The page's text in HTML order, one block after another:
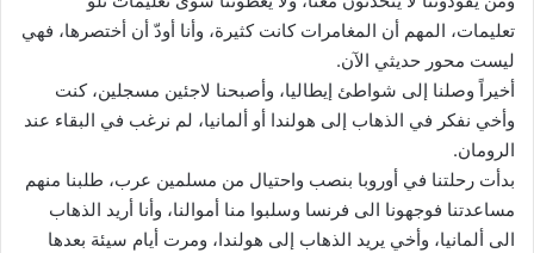
تعليمات، المهم أن المغامرات كانت كثيرة، وأنا أودّ أن أختصرها، فهي
ليست محور حديثي الآن.
أخيراً وصلنا إلى شواطئ إيطاليا، وأصبحنا لاجئين مسجلين، كنت
وأخي نفكر في الذهاب إلى هولندا أو ألمانيا، لم نرغب في البقاء عند
الرومان.
بدأت رحلتنا في أوروبا بنصب واحتيال من مسلمين عرب، طلبنا منهم
مساعدتنا فوجهونا الى فرنسا وسلبوا منا أموالنا، وأنا أريد الذهاب
الى ألمانيا، وأخي يريد الذهاب إلى هولندا، ومرت أيام سيئة بعدها